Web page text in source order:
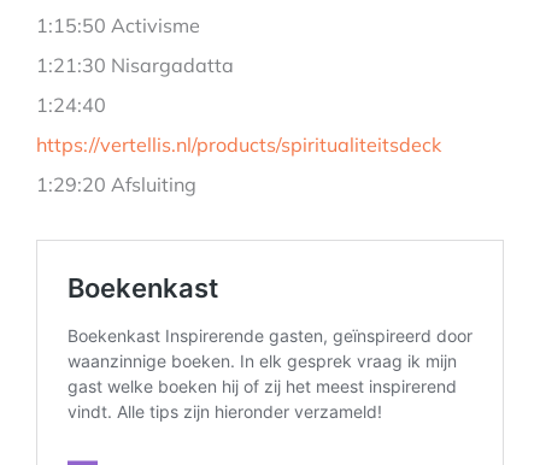
1:15:50 Activisme
1:21:30 Nisargadatta
1:24:40
https://vertellis.nl/products/spiritualiteitsdeck
1:29:20 Afsluiting